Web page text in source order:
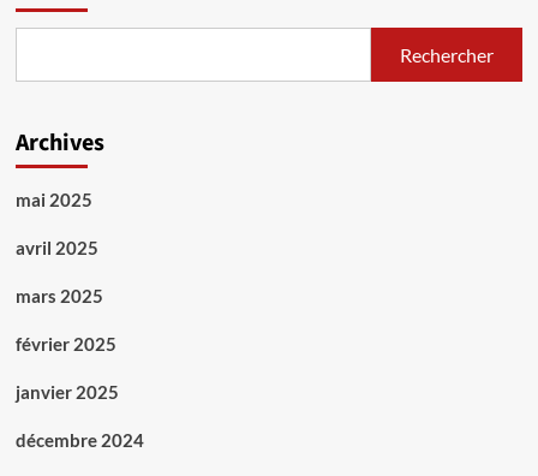
Rechercher
Archives
mai 2025
avril 2025
mars 2025
février 2025
janvier 2025
décembre 2024